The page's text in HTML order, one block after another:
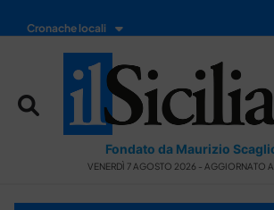
Cronache locali
Fondato da Maurizio
VENERDÌ 7 AGOSTO 2026 - AGGIORNATO